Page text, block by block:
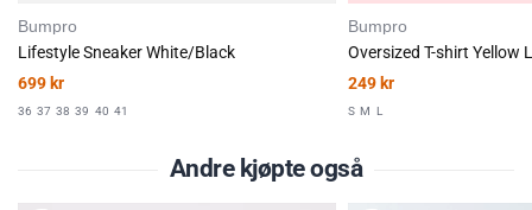
Bumpro
Lifestyle Sneaker White/Black
699 kr
36 37 38 39 40 41
Bumpro
Oversized T-shirt Yellow
249 kr
S M L
Andre kjøpte også